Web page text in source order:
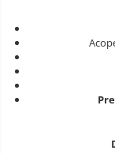
Sac de dormit copii
Fotolii copii
Leagane &
Scaune de